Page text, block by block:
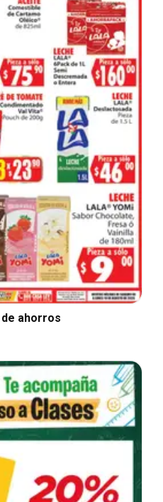
ahorros